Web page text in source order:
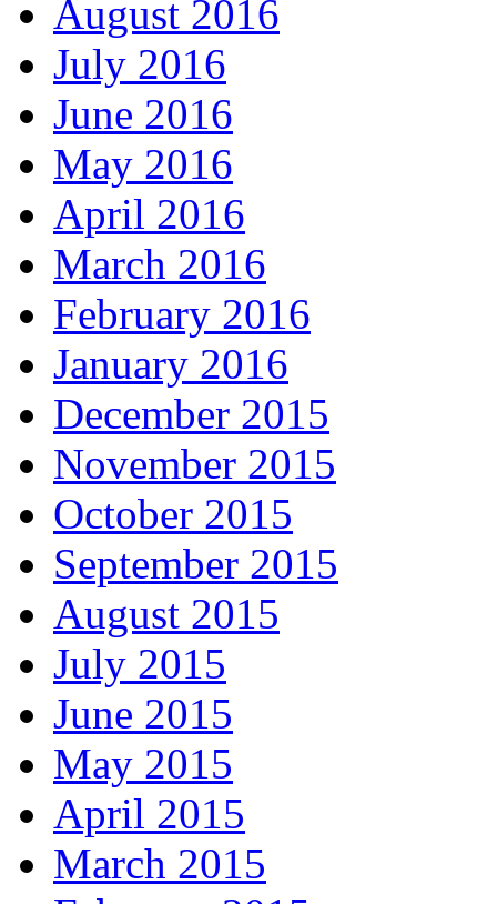
August 2016
July 2016
June 2016
May 2016
April 2016
March 2016
February 2016
January 2016
December 2015
November 2015
October 2015
September 2015
August 2015
July 2015
June 2015
May 2015
April 2015
March 2015